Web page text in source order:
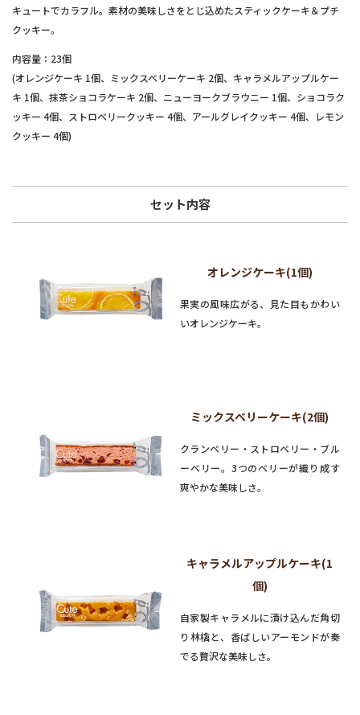
キュートでカラフル。素材の美味しさをとじ込めたスティックケーキ＆プチ
クッキー。
内容量：23個
(オレンジケーキ 1個、ミックスベリーケーキ 2個、キャラメルアップルケー
キ 1個、抹茶ショコラケーキ 2個、ニューヨークブラウニー 1個、ショコラク
ッキー 4個、ストロベリークッキー 4個、アールグレイクッキー 4個、レモン
クッキー 4個)
セット内容
オレンジケーキ(1個)
果実の風味広がる、見た目もかわい
いオレンジケーキ。
ミックスベリーケーキ(2個)
クランベリー・ストロベリー・ブル
ーベリー。3つのベリーが織り成す
爽やかな美味しさ。
キャラメルアップルケーキ(1
個)
自家製キャラメルに漬け込んだ角切
り林檎と、香ばしいアーモンドが奏
でる贅沢な美味しさ。